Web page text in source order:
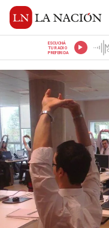
ESCUCHÁ
TU RADIO
PREFERIDA